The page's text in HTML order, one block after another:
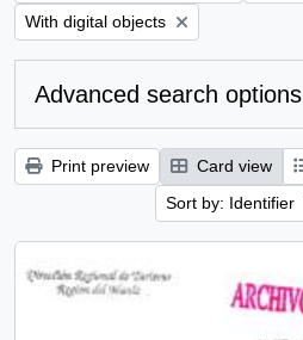
Remove filter:
With digital objects
Advanced search options
Print preview Card view
Sort by: Identifier